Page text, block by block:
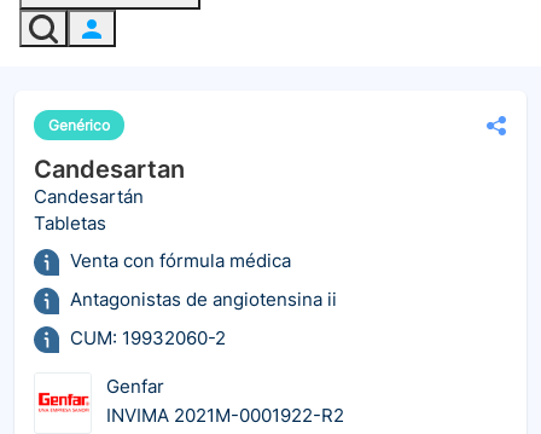
Genérico
Candesartan
Candesartán
Tabletas
Venta con fórmula médica
Antagonistas de angiotensina ii
CUM: 19932060-2
Genfar
INVIMA 2021M-0001922-R2